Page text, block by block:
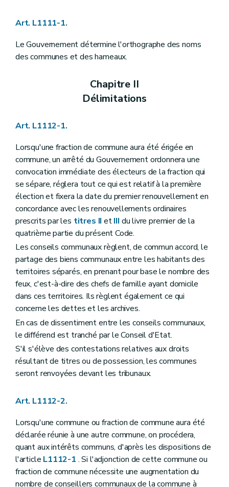
Art. L1122-27
Art. L1122-28
Art. L1122-29
Art. L1122-30
Art. L1122-31
Art. L1122-32
Chapitre III Le bourgmestre et les échevins
Section première Statut du bourgmestre
Art. L1123-1
Art. L1123-2
Art. L1123-3
Art. L1123-4
Art. L1123-5
Art. L1123-6
Section 2
Statut des échevins
Art. L1123-7
Art. L1123-8
Art. L1123-9
Art. L1123-10
Art. L1123-11
Art. L1123-12
Art. L1123-13
Art. L1123-14
Art. L1123-15
Art. L1123-16
Art. L1123-17
Art. L1123-18
Section 4 Réunions et délibérations du collège des bourgmestre et échevins
Art. L1123-19
Art. L1123-23
Art. L1123-24
Art. L1123-25
Art. L1123-26
Art. L1123-27
Art. L1123-28
Section 6 Attributions du bourgmestre
Art. L1111-1.
Le Gouvernement détermine l'orthographe des noms
des communes et des hameaux.
Chapitre II
Délimitations
Art. L1112-1.
Lorsqu'une fraction de commune aura été érigée en
commune, un arrêté du Gouvernement ordonnera une
convocation immédiate des électeurs de la fraction qui
se sépare, réglera tout ce qui est relatif à la première
élection et fixera la date du premier renouvellement en
concordance avec les renouvellements ordinaires
prescrits par les titres II etIII du livre premier de la
quatrième partie du présent Code.
Les conseils communaux règlent, de commun accord, le
partage des biens communaux entre les habitants des
territoires séparés, en prenant pour base le nombre des
feux, c'est-à-dire des chefs de famille ayant domicile
dans ces territoires. Ils règlent également ce qui
concerne les dettes et les archives.
En cas de dissentiment entre les conseils communaux,
le différend est tranché par le Conseil d'Etat.
S'il s'élève des contestations relatives aux droits
résultant de titres ou de possession, les communes
seront renvoyées devant les tribunaux.
Art. L1112-2.
Lorsqu'une commune ou fraction de commune aura été
déclarée réunie à une autre commune, on procédera,
quant aux intérêts communs, d'après les dispositions de
l'article L1112-1 . Si l'adjonction de cette commune ou
fraction de commune nécessite une augmentation du
nombre de conseillers communaux de la commune à